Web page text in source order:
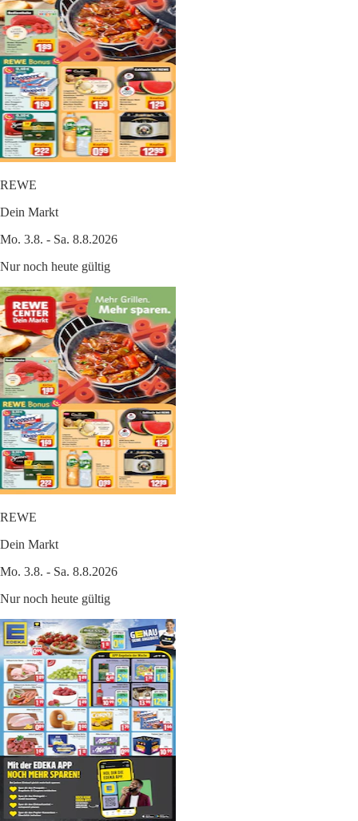
REWE
Dein Markt
Mo. 3.8. - Sa. 8.8.2026
Nur noch heute gültig
REWE
Dein Markt
Mo. 3.8. - Sa. 8.8.2026
Nur noch heute gültig